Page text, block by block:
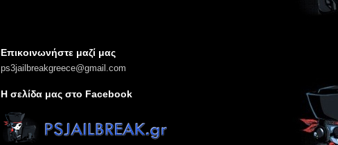
Επικοινωνήστε μαζί μας
ps3jailbreakgreece@gmail.com
H σελίδα μας στο Facebook